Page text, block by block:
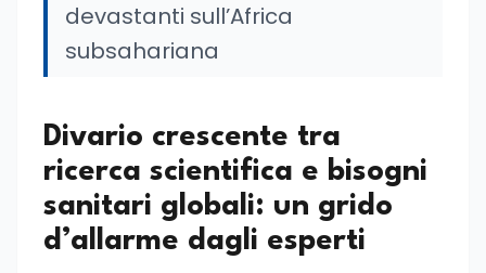
devastanti sull’Africa
subsahariana
Divario crescente tra
ricerca scientifica e bisogni
sanitari globali: un grido
d’allarme dagli esperti